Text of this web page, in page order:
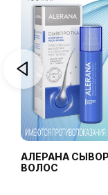
АЛЕРАНА
ВОЛОС